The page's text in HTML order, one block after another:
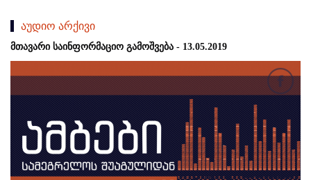
აუდიო არქივი
მთავარი საინფორმაციო გამოშვება - 13.05.2019